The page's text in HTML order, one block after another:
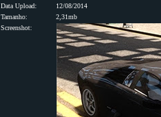
Data Upload:
12/08/2014
Tamanho:
2,31mb
Screenshot: